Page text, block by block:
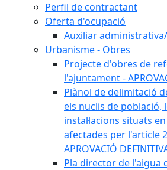
Perfil de contractant
Oferta d'ocupació
Auxiliar
Urbanisme - Obres
Projecte d'obres de
l'ajuntament -
Plànol de delimitació
els nuclis de població,
instal·lacions situats
afectades per l'article
APROVACIÓ
Pla director de l'aigua